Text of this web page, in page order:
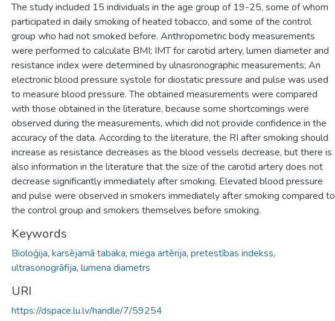
The study included 15 individuals in the age group of 19-25, some of whom
participated in daily smoking of heated tobacco, and some of the control
group who had not smoked before. Anthropometric body measurements
were performed to calculate BMI; IMT for carotid artery, lumen diameter and
resistance index were determined by ulnasronographic measurements; An
electronic blood pressure systole for diostatic pressure and pulse was used
to measure blood pressure. The obtained measurements were compared
with those obtained in the literature, because some shortcomings were
observed during the measurements, which did not provide confidence in the
accuracy of the data. According to the literature, the RI after smoking should
increase as resistance decreases as the blood vessels decrease, but there is
also information in the literature that the size of the carotid artery does not
decrease significantly immediately after smoking. Elevated blood pressure
and pulse were observed in smokers immediately after smoking compared to
the control group and smokers themselves before smoking.
Keywords
Bioloģija, karsējamā tabaka, miega artērija, pretestības indekss,
ultrasonogrāfija, lumena diametrs
URI
https://dspace.lu.lv/handle/7/59254